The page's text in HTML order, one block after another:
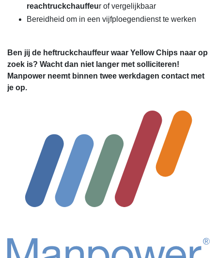
reachtruckchauffeur of vergelijkbaar
Bereidheid om in een vijfploegendienst te werken
Ben jij de heftruckchauffeur waar Yellow Chips naar op
zoek is? Wacht dan niet langer met solliciteren!
Manpower neemt binnen twee werkdagen contact met
je op.